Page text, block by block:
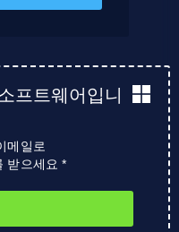
프트웨어입니
메일로
받으세요 *